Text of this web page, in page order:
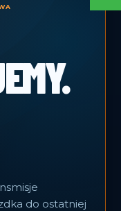
do ostatniej